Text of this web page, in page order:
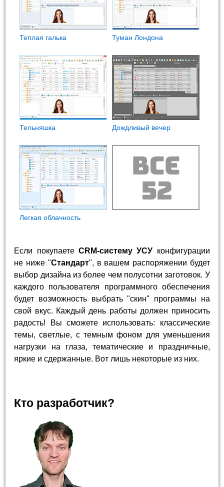
Теплая галька Туман Лондона
Тельняшка Дождливый вечер
Легкая облачность
Если покупаете CRM-систему УСУ конфигурации
не ниже "Стандарт", в вашем распоряжении будет
выбор дизайна из более чем полусотни заготовок. У
каждого пользователя программного обеспечения
будет возможность выбрать "скин" программы на
свой вкус. Каждый день работы должен приносить
радость! Вы сможете использовать: классические
темы, светлые, с темным фоном для уменьшения
нагрузки на глаза, тематические и праздничные,
яркие и сдержанные. Вот лишь некоторые из них.
Кто разработчик?